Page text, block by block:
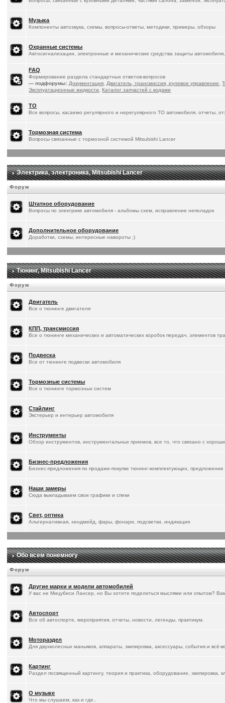
Музыка
Компоненты автозвука, схемы, вопросы-ответы, методики, примеры, обзоры
Охранные системы
Автосигнализации, электронные и механические средства защиты
FAQ
Формирование раздела стандартных ответов-вопросов
— подфорумы: Документация Двигатель, трансмиссия, рулевое управление ,
Эксплуатационные жидкости
,Каталог запчастей с кодами
ТО
Все вопросы, касаемо регулярного и нерегулярного ТО автомобиля, отчеты,
Тормозная система
Вопросы связанные с тормозной системой Mitsubishi Lancer
Электрика, электроника, Mitsubishi Lancer
Форум
Штатное оборудование
Вопросы по электрике автомобиля - альбомы схем, исправление неполадок
Дополнительное оборудование
Доработки, схемы, интересные навороты ;)
Тюнинг, Mitsubishi Lancer
Форум
Двигатель
Все о тюнинге двигателя
КПП, трансмиссия
Все о тюнинге механических и автоматических коробок передач, элементов
Подвеска
Все от тюнинге подвески автомобиля
Тормозные системы
Все о тюнинге тормозных систем
Стайлинг
Экстерьер и интерьер автомобиля
Инструменты
Обзор инструментов, инструментальных приемов, все то, что связано с
Бизнес-предложения
Бизнес-предложения по продаже-покупке тюнинг-комплектующих, предложение
Наши замеры
Сюда выкладываем свои графики и спеки
Свет, оптика
Альтернативная, хендмейд, фары, фонари, подсветки, индикация
Обо всем понемногу
Форум
Другие марки и модели автомобилей
У вас не Мицубиси Лансер, но Вы хотите поделиться мыслями или опытом?
Автоспорт
Все об автоспорте, мероприятия, отчеты, новости, легенды, практикум.
Мотораздел
Для двухколесных маньяков, аппараты, экипировка, аксессуары, события и
Картинг
Раздел посвященный картингу, теория и практика, оборудование, экипировка,
О музыке
Что мы слушаем, как и где..